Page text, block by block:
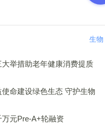
生物
举措助老年健康消费提质
命建设绿色生态 守护生物
元Pre-A+轮融资